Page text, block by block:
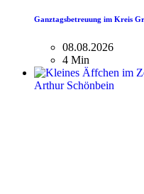
Ganztagsbetreuung im Kreis
08.08.2026
4 Min